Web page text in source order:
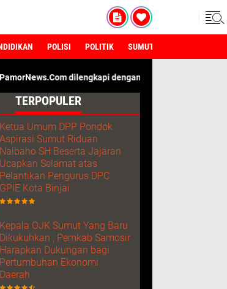
POLISI POLITIK SUMUT
dilengkapi dengan ID Card Wartawan. Kami Adalah
TERPOPULER
Ketua Umum DPP Pondok
Aspirasi Sumut Riduan
Naibaho SH Beserta Jajaran
Ucapkan Selamat atas
Pelantikan Pengurus DPC
GPIE Kota Binjai
Kepala OJK Sumut Yang Baru
Dikukuhkan , Pemkab Samosir
Harapkan Dukungan bagi
Pertumbuhan Ekonomi
Daerah